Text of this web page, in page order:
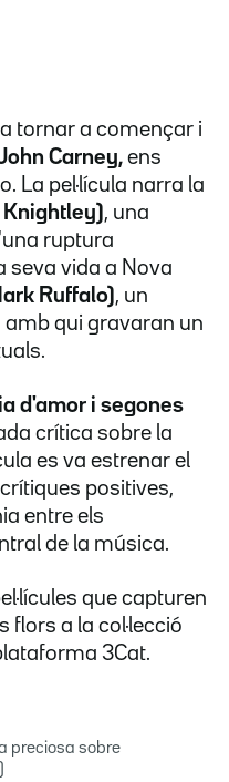
tornar a començar i
Carney, ens
La pel·lícula narra la
Knightley), una
ruptura
seva vida a Nova
Ruffalo), un
amb qui gravaran un
d'amor i segones
crítica sobre la
es va estrenar el
positives,
entre els
de la música.
que capturen
flors a la col·lecció
3Cat.
preciosa sobre